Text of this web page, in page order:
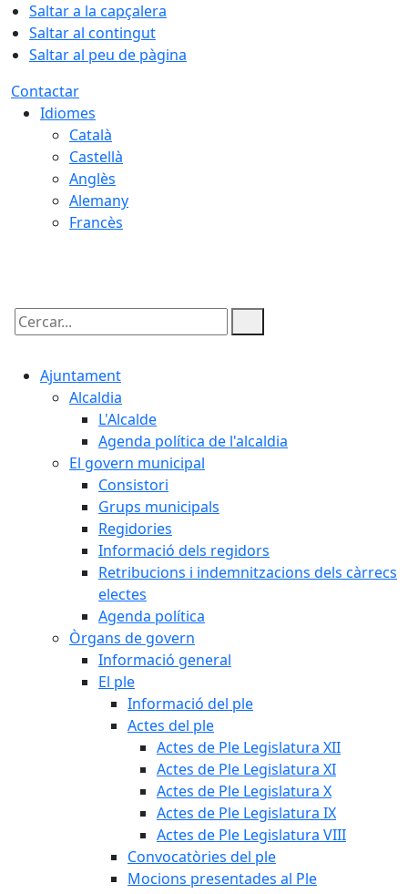
Saltar a la capçalera
Saltar al contingut
Saltar al peu de pàgina
Contactar
Idiomes
Català
Castellà
Anglès
Alemany
Francès
Cercar:
Ajuntament
Alcaldia
L'Alcalde
Agenda política de l'alcaldia
El govern municipal
Consistori
Grups municipals
Regidories
Informació dels regidors
Retribucions i indemnitzacions dels càrrecs
electes
Agenda política
Òrgans de govern
Informació general
El ple
Informació del ple
Actes del ple
Actes de Ple Legislatura XII
Actes de Ple Legislatura XI
Actes de Ple Legislatura X
Actes de Ple Legislatura IX
Actes de Ple Legislatura VIII
Convocatòries del ple
Mocions presentades al Ple